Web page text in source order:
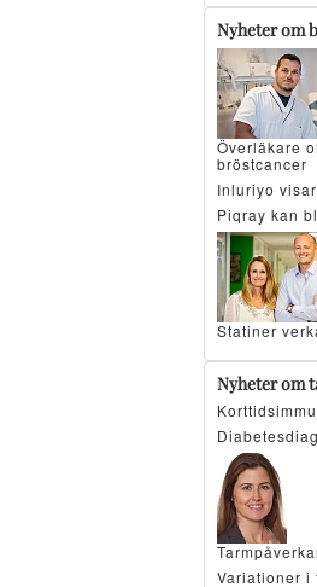
Nyheter om
Överläkare
bröstcancer
Inluriyo
Piqray kan
Statiner
Nyheter om
Variationer i